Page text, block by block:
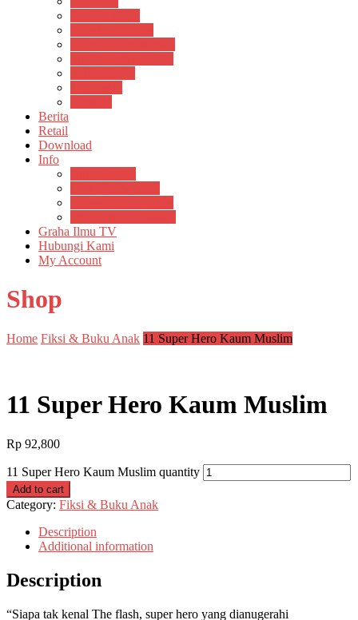
Berita
Retail
Download
Info
Graha Ilmu TV
Hubungi Kami
My Account
Shop
Home Fiksi & Buku Anak 11 Super Hero Kaum Muslim
11 Super Hero Kaum Muslim
Rp 92,800
11 Super Hero Kaum Muslim quantity
Add to cart
Category: Fiksi & Buku Anak
Description
Additional information
Description
“Siapa tak kenal The flash, super hero yang dianugerahi